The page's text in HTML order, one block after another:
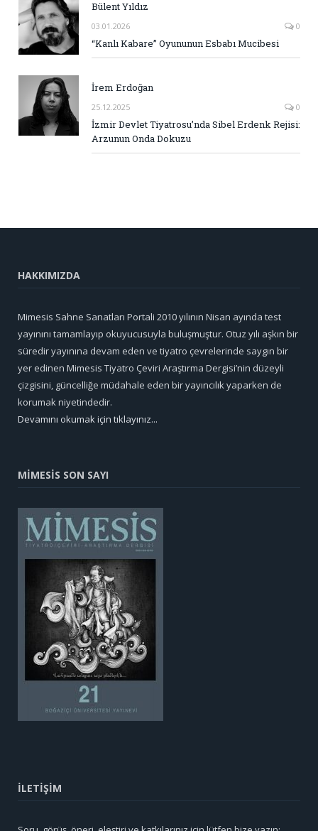
Bülent Yıldız
03.01.2026 0
“Kanlı Kabare” Oyununun Esbabı Mucibesi
İrem Erdoğan
25.12.2025 0
İzmir Devlet Tiyatrosu’nda Sibel Erdenk Rejisi:
Arzunun Onda Dokuzu
HAKKIMIZDA
Mimesis Sahne Sanatları Portali 2010 yılının Nisan ayında test
yayınını tamamlayıp okuyucusuyla buluşmuştur. Otuz yılı aşkın bir
süredir yayınına devam eden ve tiyatro çevrelerinde saygın bir
yer edinen Mimesis Tiyatro Çeviri Araştırma Dergisi’nin düzeyli
çizgisini, güncelliğe müdahale eden bir yayıncılık yaparken de
korumak niyetindedir.
Devamını okumak için tıklayınız...
MİMESİS SON SAYI
İLETİŞİM